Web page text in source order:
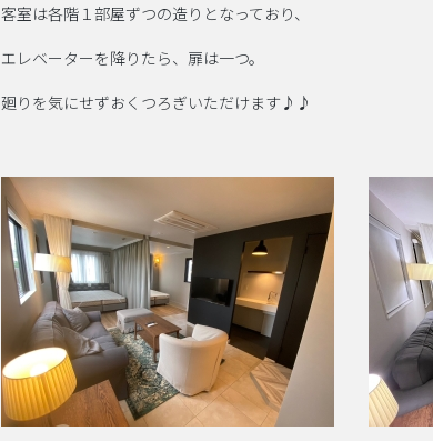
客室は各階１部屋ずつの造りとなっており、
エレベーターを降りたら、扉は一つ。
廻りを気にせずおくつろぎいただけます♪♪